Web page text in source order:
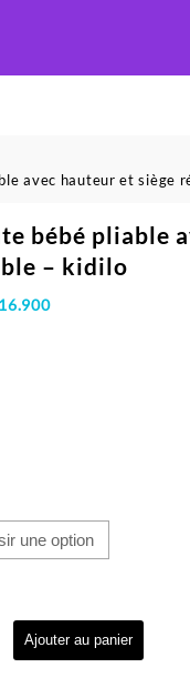
avec hauteur et siège
bébé pliable
– kidilo
16.900Le
Ajouter au panier